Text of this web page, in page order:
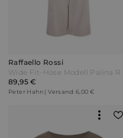
Raffaello Rossi
89,95 €
Peter Hahn | Versand: 6,00 €